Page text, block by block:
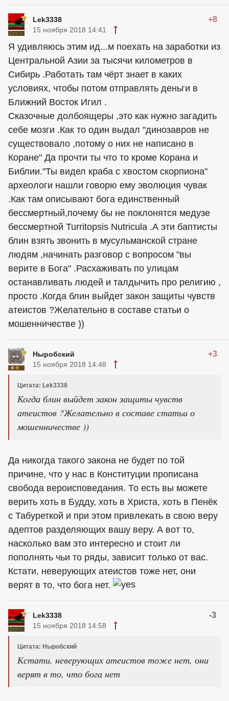
Lek3338 +8
15 ноября 2018 14:41
Я удивляюсь этим ид...м поехать на заработки из
Центральной Азии за тысячи километров в
Сибирь .Работать там чёрт знает в каких
условиях, чтобы потом отправлять деньги в
Ближний Восток Игил .
Сказочные долбоящеры ,это как нужно загадить
себе мозги .Как то один выдал "динозавров не
существовало ,потому о них не написано в
Коране" Да прочти ты что то кроме Корана и
Библии."Ты видел краба с хвостом скорпиона"
археологи нашли говорю ему эволюция чувак
.Как там описывают бога единственный
бессмертный,почему бы не поклонятся медузе
бессмертной Turritopsis Nutricula .А эти баптисты
блин взять звонить в мусульманской стране
людям ,начинать разговор с вопросом "вы
верите в Бога" .Расхаживать по улицам
останавливать людей и талдычить про религию ,
просто .Когда блин выйдет закон защиты чувств
атеистов ?Желательно в составе статьи о
мошенничестве ))
Ныробский +3
15 ноября 2018 14:48
Цитата: Lek3338
Когда блин выйдет закон защиты чувств
атеистов ?Желательно в составе статьи о
мошенничестве ))
Да никогда такого закона не будет по той
причине, что у нас в Конституции прописана
свобода вероисповедания. То есть вы можете
верить хоть в Будду, хоть в Христа, хоть в Пенёк
с Табуреткой и при этом привлекать в свою веру
адептов разделяющих вашу веру. А вот то,
насколько вам это интересно и стоит ли
пополнять чьи то ряды, зависит только от вас.
Кстати, неверующих атеистов тоже нет, они
верят в то, что бога нет.
Lek3338 -3
15 ноября 2018 14:58
Цитата: Ныробский
Кстати, неверующих атеистов тоже нет, они
верят в то, что бога нет